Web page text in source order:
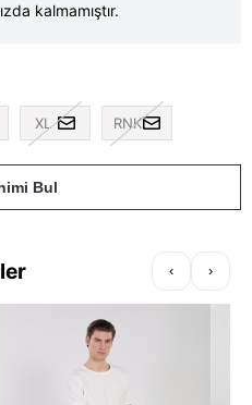
kalmamıştır.
XL RNK
Bul
‹ ›